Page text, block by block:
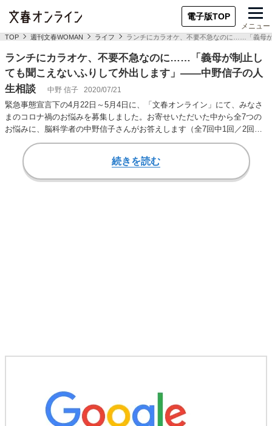
電子版TOP
メニュー
TOP 週刊文春WOMAN ライフ ランチにカラオケ、不要不急なのに……「義母
ランチにカラオケ、不要不急なのに……「義母が制止し
ても聞こえないふりして外出します」――中野信子の人
生相談
中野 信子 2020/07/21
緊急事態宣言下の4月22日～5月4日に、「文春オンライン」にて、みなさ
まのコロナ禍のお悩みを募集しました。お寄せいただいた中から全7つの
お悩みに、脳科学者の中野信子さんがお答えします（全7回中1回／2回目
を読む／3…
続きを読む